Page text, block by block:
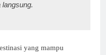
langsung.
yang mampu